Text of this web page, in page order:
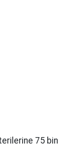
75 bin